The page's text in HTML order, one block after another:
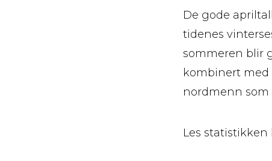
De gode
tidenes
sommeren blir
kombinert
nordmenn som
Les statistikken